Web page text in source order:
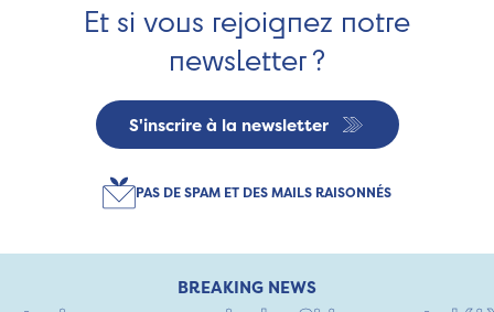
Et si vous rejoignez notre
newsletter ?
S'inscrire à la newsletter
PAS DE SPAM ET DES MAILS RAISONNÉS
BREAKING NEWS